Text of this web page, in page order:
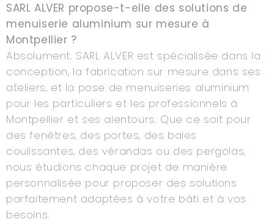
SARL ALVER propose-t-elle des solutions de
menuiserie aluminium sur mesure à
Montpellier ?
Absolument. SARL ALVER est spécialisée dans la
conception, la fabrication sur mesure dans ses
ateliers, et la pose de menuiseries aluminium
pour les particuliers et les professionnels à
Montpellier et ses alentours. Que ce soit pour
des fenêtres, des portes, des baies
coulissantes, des vérandas ou des pergolas,
nous étudions chaque projet de manière
personnalisée pour proposer des solutions
parfaitement adaptées à votre bâti et à vos
besoins.